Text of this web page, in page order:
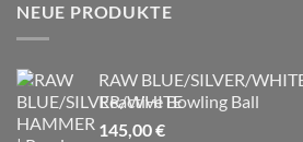
NEUE PRODUKTE
RAW BLUE/SILVER/
Reactive Bowling Ball
145,00€